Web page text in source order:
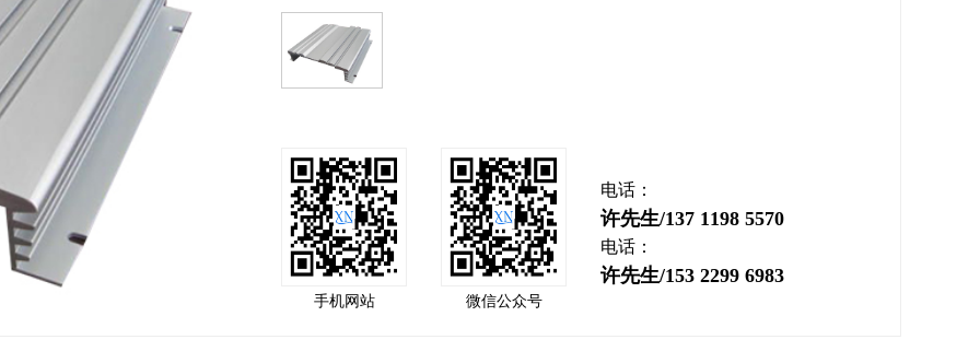
手机网站 微信公众号
电话：
许先生/137 1198 5570
电话：
许先生/153 2299 6983